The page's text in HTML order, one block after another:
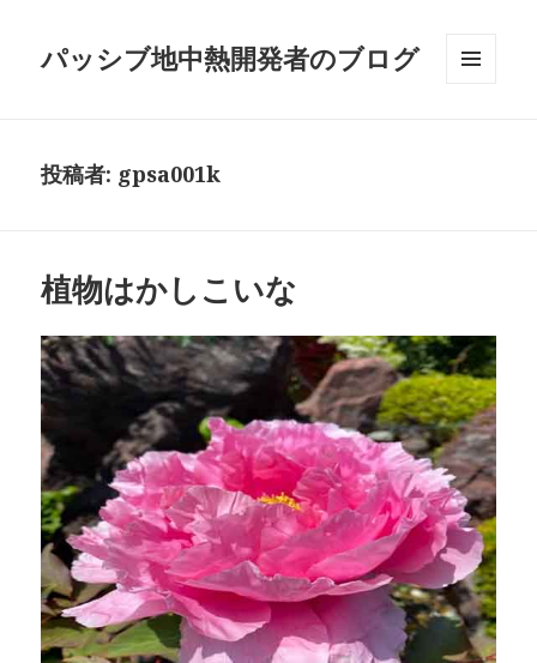
パッシブ地中熱開発者のブログ
投稿者: gpsa001k
植物はかしこいな